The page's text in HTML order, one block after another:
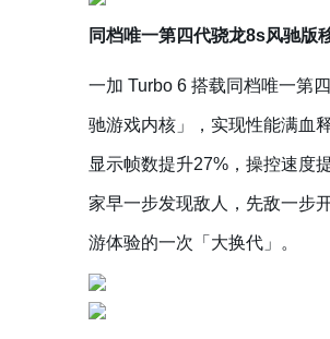
同档唯一第四代骁龙8s风驰版
一加 Turbo 6 搭载同档唯一第
驰游戏内核」，实现性能满血
显示帧数提升27%，操控速度
家早一步发现敌人，先敌一步
游体验的一次「大换代」。